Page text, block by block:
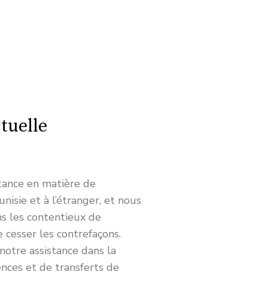
en matière de
et à l’étranger, et nous
les contentieux de
les contrefaçons.
assistance dans la
et de transferts de